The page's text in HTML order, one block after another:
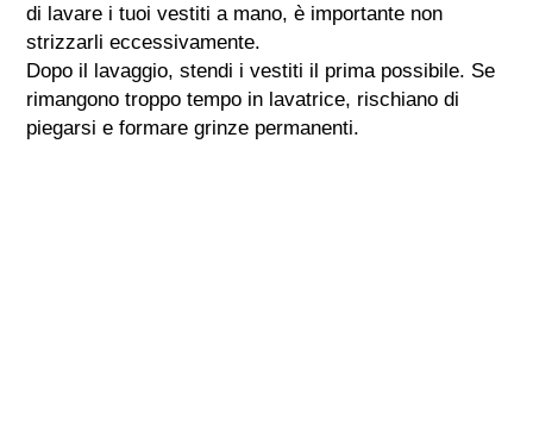
di lavare i tuoi vestiti a mano, è importante non
strizzarli eccessivamente.
Dopo il lavaggio, stendi i vestiti il prima possibile. Se
rimangono troppo tempo in lavatrice, rischiano di
piegarsi e formare grinze permanenti.